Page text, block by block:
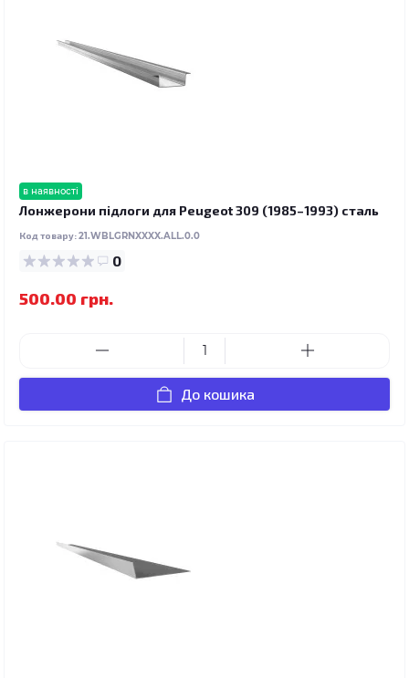
в наявності
Лонжерони підлоги для Peugeot 309 (1985–1993) сталь
Код товару:21.WBLGRNXXXX.ALL.0.0
0
500.00 грн.
До кошика